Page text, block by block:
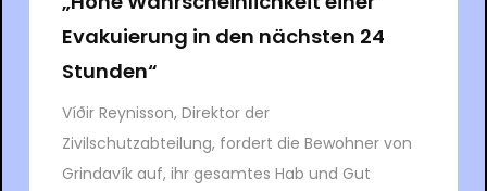
Evakuierung in den nächsten 24
Stunden“
Víðir Reynisson, Direktor der
Zivilschutzabteilung, fordert die Bewohner von
Grindavík auf, ihr gesamtes Hab und Gut